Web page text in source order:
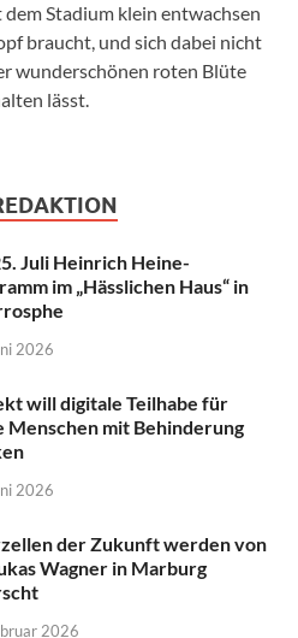
dem Stadium klein entwachsen
braucht, und sich dabei nicht
wunderschönen roten Blüte
lässt.
Juli Heinrich Heine-
im „Hässlichen Haus“ in
2026
will digitale Teilhabe für
Menschen mit Behinderung
2026
der Zukunft werden von
Wagner in Marburg
2026